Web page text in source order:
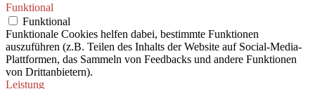
Funktional
Funktional
Funktionale Cookies helfen dabei, bestimmte Funktionen
auszuführen (z.B. Teilen des Inhalts der Website auf Social-Media-
Plattformen, das Sammeln von Feedbacks und andere Funktionen
von Drittanbietern).
Leistung